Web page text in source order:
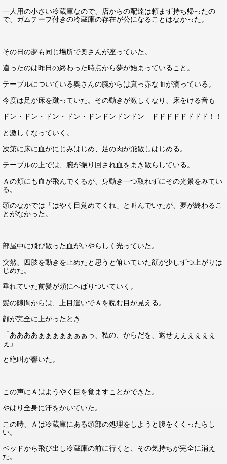
一人用の小さい冷蔵庫なので、店からの配達は頼まず持ち帰ったの
で、ガムテープ付きの冷蔵庫の存在が公になることはなかった。
その日の夢も同じ場所で奥さんが座っていた。
違ったのは昨日の終わった時点から夢が始まっていること。
テーブルについている奥さんの腕からは真っ赤な血が滴っている。
今度は足が床を蹴っていた。その動きが激しくなり、床をける音も
ドン・ドン・ドン・ドン・ドンドンドンドン ドドドドドドドド！！
と激しくなっていく。
次第に床に血がにじみはじめ、足の肉が飛散しはじめる。
テーブルの上では、腕が振り回され血をまき散らしている。
Ａの頬にも血が飛んでくるが、身動き一つ取れずにその光景をみてい
る。
頭のなかでは「はやく目覚めてくれ」と叫んでいたが、夢が終わるこ
とがなかった。
部屋中に飛び散った血がいやらしく光っていた。
突然、四肢を動きを止めたと思うと俯いていた顔が少しずつ上がりは
じめた。
垂れていた前髪が頬にへばりついていく。
髪の隙間からは、上目遣いでＡを睨む目が見える。
顔が完全に上がったとき
「ああああぁぁぁぁぁぁぁっ、私の、からだを、返せぇぇぇぇぇぇ
ぇ」
と絶叫が響いた。
この声にＡはようやく目を覚ますことができた。
やはり全身に汗をかいていた。
この時、Ａは冷蔵庫にある頭部の処理をしようと腹をくくったらし
い。
ベッドから飛び出し冷蔵庫の前に行くと、その気持ちが完全に消え
た。